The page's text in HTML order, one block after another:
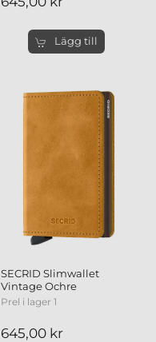
Lägg till
SECRID Slimwallet
Vintage Ochre
Prel i lager 1
645,00 kr